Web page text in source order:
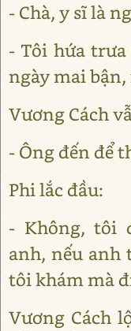
- Chà, y sĩ là
- Tôi hứa
ngày mai
Vương Cách
- Ông đến để
Phi lắc đầu:
- Không, tôi
anh, nếu anh
tôi khám mà
Vương Cách